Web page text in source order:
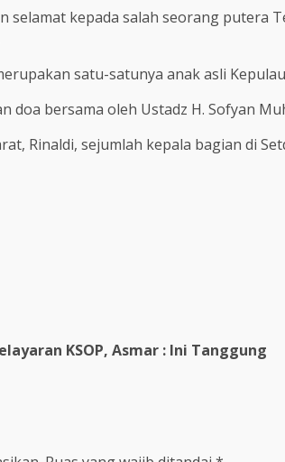
selamat kepada salah seorang
satu-satunya anak asli
bersama oleh Ustadz H. Sofyan
Rinaldi, sejumlah kepala bagian di
KSOP, Asmar : Ini Tanggung